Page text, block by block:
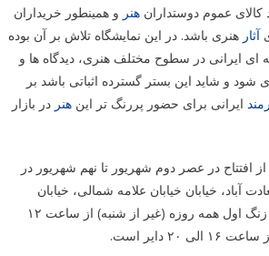
عموم دوستداران هنر و همینطور خریداران
آثار هنری باشد. در این نمایشگاه تلاش بر آن بوده
ای ایرانی در سطوح مختلف هنری، دیدگاه ها و
شود و شاید این بستر گسترده اثباتی باشد بر
ایرانی برای حضور پررنگ تر این هنر در بازار
افتتاح در عصر دوم شهریور تا نهم شهریور در
آباد، خیابان خیابان علامه شمالی، خیابان
هجدهم شرقی، پلاک ۲۷، زنگ اول همه روزه (غیر از شنبه) از ساعت ۱۲